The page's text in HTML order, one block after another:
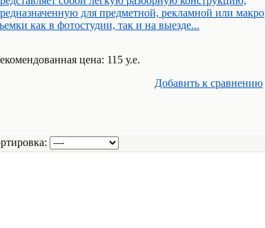
для предметной, рекламной или макро
как в фотостудии, так и на выезде...
цена: 115 у.е.
Добавить к cравнению